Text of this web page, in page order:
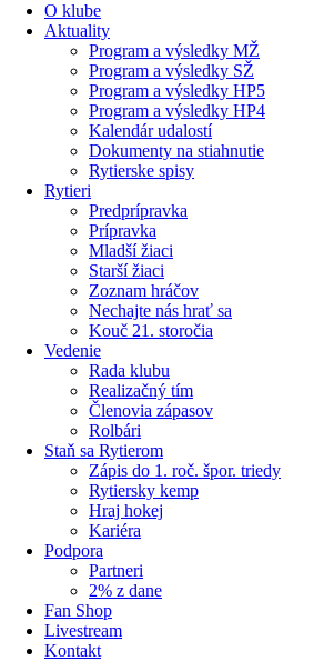
O klube
Aktuality
Program a výsledky MŽ
Program a výsledky SŽ
Program a výsledky HP5
Program a výsledky HP4
Kalendár udalostí
Dokumenty na stiahnutie
Rytierske spisy
Rytieri
Predprípravka
Prípravka
Mladší žiaci
Starší žiaci
Zoznam hráčov
Nechajte nás hrať sa
Kouč 21. storočia
Vedenie
Rada klubu
Realizačný tím
Členovia zápasov
Rolbári
Staň sa Rytierom
Zápis do 1. roč. špor. triedy
Rytiersky kemp
Hraj hokej
Kariéra
Podpora
Partneri
2% z dane
Fan Shop
Livestream
Kontakt